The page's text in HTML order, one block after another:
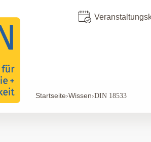
Startseite›Wissen›DIN 18533